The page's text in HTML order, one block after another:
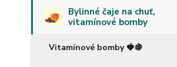
Bylinné čaje na chuť,
vitamínové bomby
Vitamínové bomby 🍓🍇